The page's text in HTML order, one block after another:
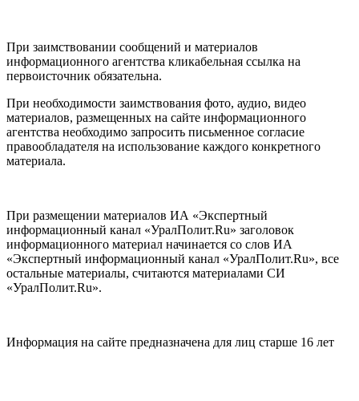
При заимствовании сообщений и материалов
информационного агентства кликабельная ссылка на
первоисточник обязательна.
При необходимости заимствования фото, аудио, видео
материалов, размещенных на сайте информационного
агентства необходимо запросить письменное согласие
правообладателя на использование каждого конкретного
материала.
При размещении материалов ИА «Экспертный
информационный канал «УралПолит.Ru» заголовок
информационного материал начинается со слов ИА
«Экспертный информационный канал «УралПолит.Ru», все
остальные материалы, считаются материалами СИ
«УралПолит.Ru».
Информация на сайте предназначена для лиц старше 16 лет